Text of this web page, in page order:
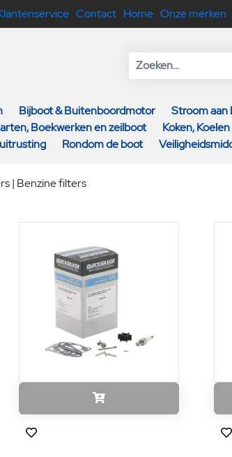
Contact Home Onze merken
Bijboot & Buitenboordmotor Stroom aan
Boekwerken en zeilboot Koken,
Rondom de boot
| Benzine filters